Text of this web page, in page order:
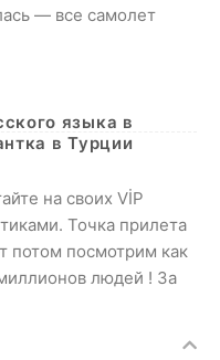
— все самолет
языка в
в Турции
на своих VİP
Точка прилета
потом посмотрим как
людей ! За